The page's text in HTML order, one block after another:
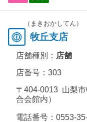
（まきおかしてん）
牧丘支店
店舗種別： 店舗
店番号：303
〒404-0013 山梨
合会館内）
電話番号： 0553-